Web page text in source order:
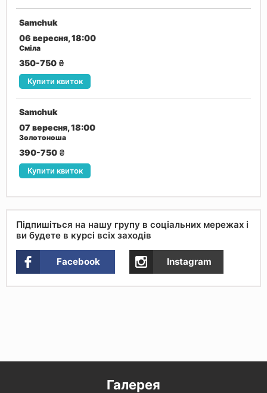
Samchuk
06 вересня, 18:00
Сміла
350-750 ₴
Купити квиток
Samchuk
07 вересня, 18:00
Золотоноша
390-750 ₴
Купити квиток
Підпишіться на нашу групу в соціальних мережах і
ви будете в курсі всіх заходів
Facebook Instagram
Галерея